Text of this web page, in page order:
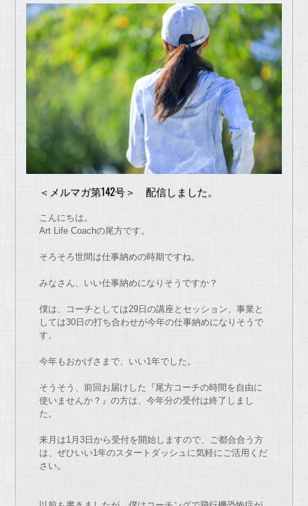
＜メルマガ第142号＞ 配信しました。
こんにちは。
Art Life Coachの尾方です。
そろそろ世間は仕事納めの時期ですね。
みなさん、いい仕事納めにな りそう ですか？
僕は、 コーチ としては29日 の講座とセッション、 事業と
しては30日 の打ち合わせが今年の仕事納めにな りそう で
す。
今年も おかげさま で、いい1年でし た。
そうそう、前回 お届けし た 『尾方コーチの時間を自由に
使いませんか？』 の方は、 今年分の受付は終了しまし
た。
来月は1月3日から受付を開始しますので、ご都合合う方
は、 ぜひいい1年のスタートダッシュに気軽にご活用くだ
さい。